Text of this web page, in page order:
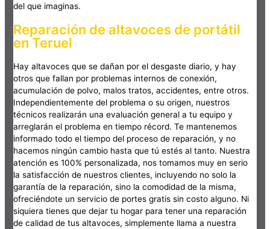
del que imaginas.
Reparación de altavoces de portátil
en Teruel
Hay altavoces que se dañan por el desgaste diario, y hay
otros que fallan por problemas internos de conexión,
acumulación de polvo, malos tratos, accidentes, entre otros.
Independientemente del problema o su origen, nuestros
técnicos realizarán una evaluación general a tu equipo y
arreglarán el problema en tiempo récord. Te mantenemos
informado todo el tiempo del proceso de reparación, y no
hacemos ningún cambio hasta que tú estés al tanto. Nuestra
atención es 100% personalizada, nos tomamos muy en serio
la satisfacción de nuestros clientes, incluyendo no solo la
garantía de la reparación, sino la comodidad de la misma,
ofreciéndote un servicio de portes gratis sin costo alguno. Ni
siquiera tienes que dejar tu hogar para tener una reparación
de calidad de tus altavoces, simplemente llama a nuestra